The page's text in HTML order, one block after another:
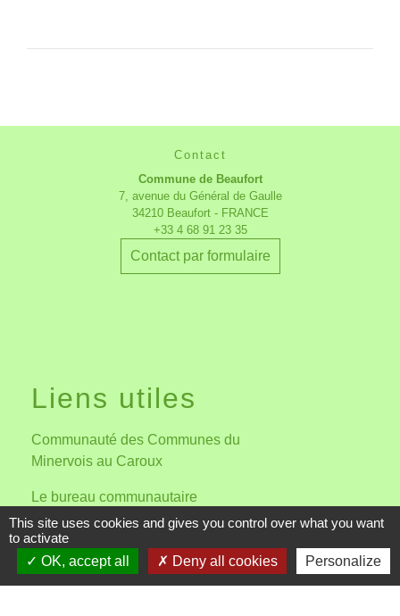
Contact
Commune de Beaufort
7, avenue du Général de Gaulle
34210 Beaufort - FRANCE
+33 4 68 91 23 35
Contact par formulaire
Liens utiles
Communauté des Communes du
Minervois au Caroux
Le bureau communautaire
mandature 2026-2032
Préfecture de l'Hérault
Office de Tourisme du Minervois
This site uses cookies and gives you control over what you want
to activate
OK, accept all
Deny all cookies Personalize